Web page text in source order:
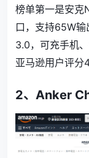
榜单第一是安克
口，支持65W
3.0，可充手机
亚马逊用户评分
2、 Anker